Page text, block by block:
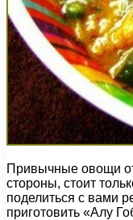
Привычные овощи
стороны, стоит
поделиться с вами
приготовить «Алу